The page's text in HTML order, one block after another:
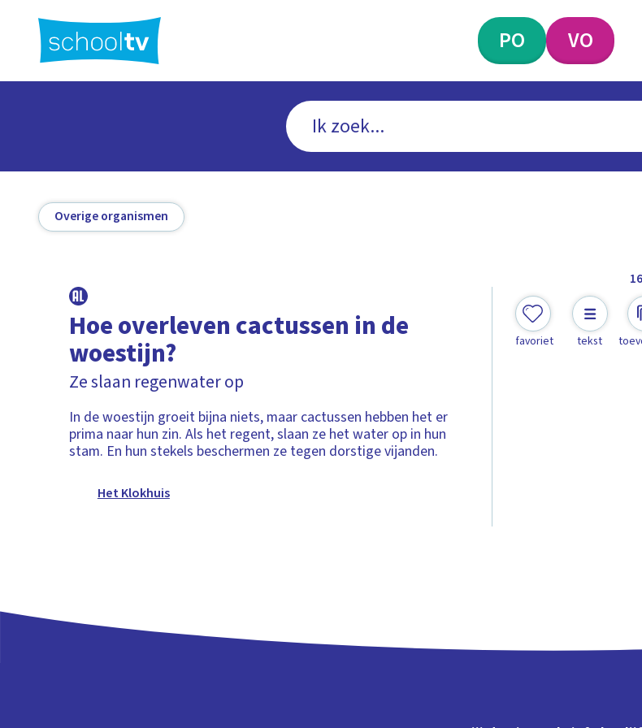
hoofdinhoud
PO VO
Overige organismen
Hoe overleven cactussen in de
woestijn?
Ze slaan regenwater op
In de woestijn groeit bijna niets, maar cactussen hebben het er
prima naar hun zin. Als het regent, slaan ze het water op in hun
stam. En hun stekels beschermen ze tegen dorstige vijanden.
Het Klokhuis
favoriet tekst